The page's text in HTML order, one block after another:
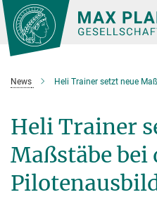
Hauptinhalt
News Heli Trainer setzt neue
Heli Trainer
Maßstäbe bei